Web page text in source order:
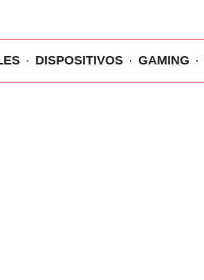
DISPOSITIVOS GAMING